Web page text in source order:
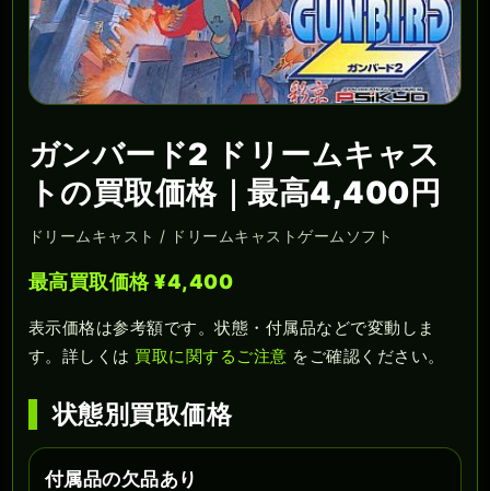
ガンバード2 ドリームキャス
トの買取価格｜最高4,400円
ドリームキャスト / ドリームキャストゲームソフト
最高買取価格 ¥4,400
表示価格は参考額です。状態・付属品などで変動しま
す。詳しくは 買取に関するご注意 をご確認ください。
状態別買取価格
付属品の欠品あり